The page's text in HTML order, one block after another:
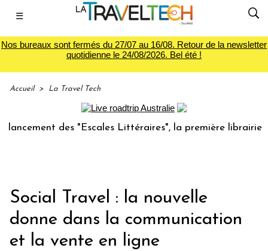
☰
Nos bureaux sont fermés du 27/07 au 16/08. Retour de la newsletter
quotidienne le 24/08/2026. Bel été !
Accueil > La Travel Tech
des "Escales Littéraires", la première librairie du
Social Travel : la nouvelle
donne dans la communication
et la vente en ligne